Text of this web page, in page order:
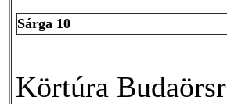
Sárga 10
Körtúra